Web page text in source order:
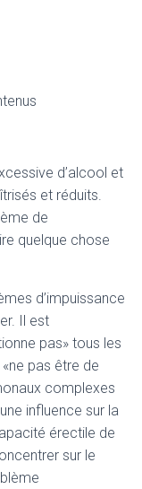
d’alcool et
et réduits.
de
quelque chose
d’impuissance
Il est
pas» tous les
pas être de
complexes
influence sur la
érectile de
sur le